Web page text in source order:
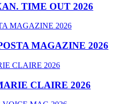
TIME OUT 2026
MAGAZINE 2026
CLAIRE 2026